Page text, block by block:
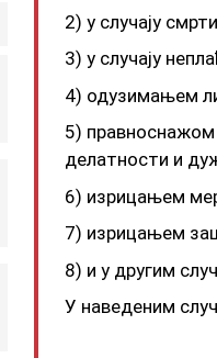
2) у случају
3) у случају
4) одузимањем
5)
делатности и
6) изрицањем
7) изрицањем
8) и у другим
У наведеним